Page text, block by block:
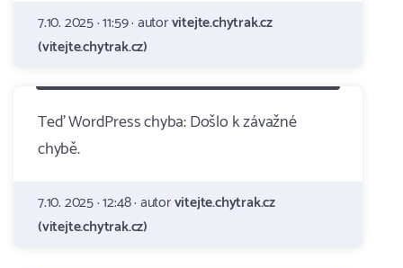
7.10. 2025 · 11:59 · autorvitejte.chytrak.cz
(vitejte.chytrak.cz)
Teď WordPress chyba: Došlo k závažné
chybě.
7.10. 2025 · 12:48 · autorvitejte.chytrak.cz
(vitejte.chytrak.cz)